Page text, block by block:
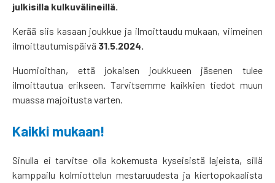
julkisilla kulkuvälineillä.
Kerää siis kasaan joukkue ja ilmoittaudu mukaan, viimeinen
ilmoittautumispäivä 31.5.2024.
Huomioithan, että jokaisen joukkueen jäsenen tulee
ilmoittautua erikseen. Tarvitsemme kaikkien tiedot muun
muassa majoitusta varten.
Kaikki mukaan!
Sinulla ei tarvitse olla kokemusta kyseisistä lajeista, sillä
kamppailu kolmiottelun mestaruudesta ja kiertopokaalista